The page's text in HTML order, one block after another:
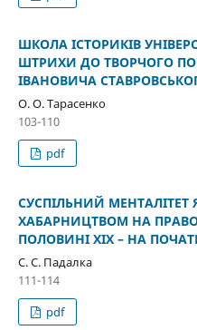
ШКОЛА ІСТОРИКІВ
ШТРИХИ ДО ТВОРЧОГО
ІВАНОВИЧА
О. О. Тарасенко
103-110
pdf
СУСПІЛЬНИЙ
ХАБАРНИЦТВОМ НА
ПОЛОВИНІ XIX – НА
С. С. Падалка
111-114
pdf